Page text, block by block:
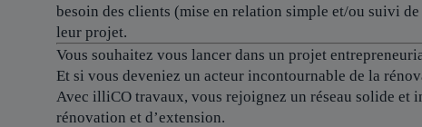
besoin des clients (mise en relation simple et/ou suivi
leur projet.
Vous souhaitez vous lancer dans un projet
Et si vous deveniez un acteur incontournable de la
Avec illiCO travaux, vous rejoignez un réseau solide et
rénovation et d’extension.